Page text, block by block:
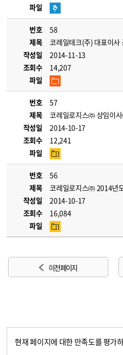
파일
번호
58
제목
코레일테크(주) 대표이
작성일
2014-11-13
조회수
14,207
파일
번호
57
제목
코레일로지스㈜ 상임이
작성일
2014-10-17
조회수
12,241
파일
번호
56
제목
코레일로지스㈜ 2014년
작성일
2014-10-17
조회수
16,084
파일
이전 페이지
현재 페이지에 대한 만족도를 평가